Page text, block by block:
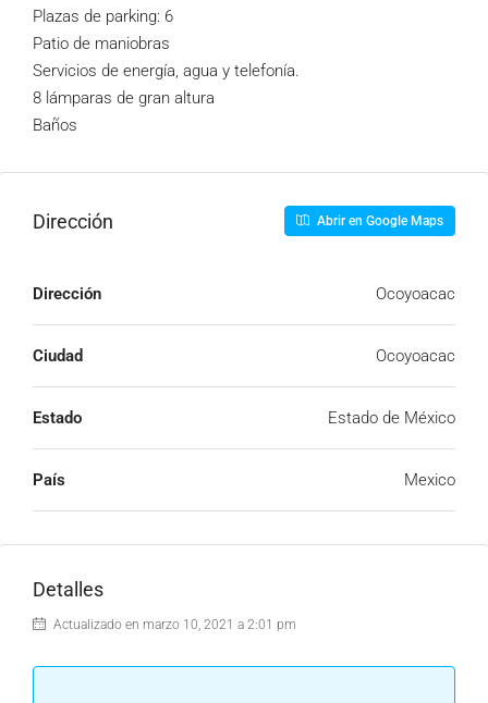
Plazas de parking: 6
Patio de maniobras
Servicios de energía, agua y telefonía.
8 lámparas de gran altura
Baños
Dirección Abrir en Google Maps
Dirección Ocoyoacac
Ciudad Ocoyoacac
Estado Estado de México
País Mexico
Detalles
Actualizado en marzo 10, 2021 a 2:01 pm